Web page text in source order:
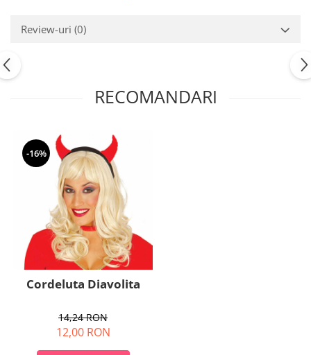
Review-uri (0)
RECOMANDARI
-16%
Cordeluta Diavolita
14,24 RON
12,00 RON